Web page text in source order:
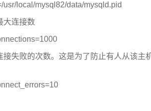
usr/local/mysql82/data/mysqld.pid
大连接数
接失败的次数。这是为了防止有人从该主